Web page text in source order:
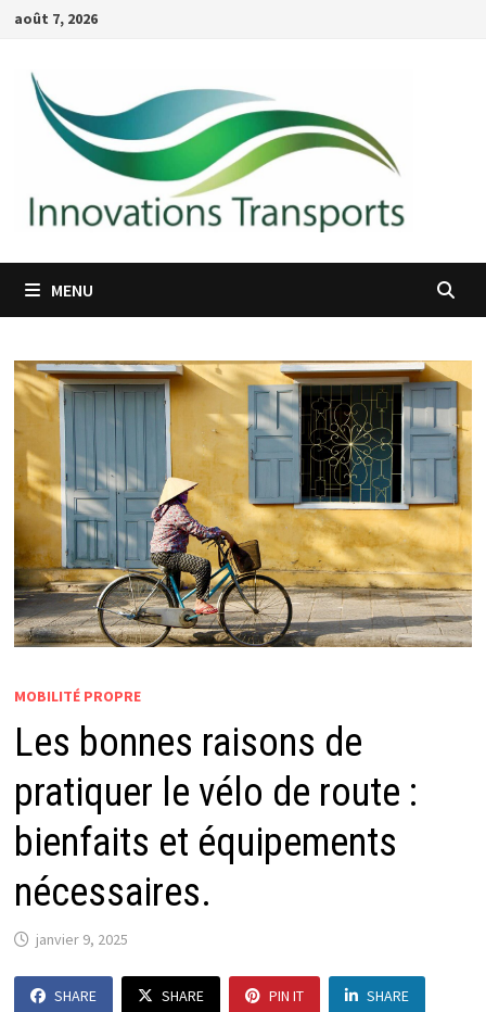
Passer
contenu
août 7, 2026
MENU
MOBILITÉ PROPRE
Les bonnes raisons de
pratiquer le vélo de route :
bienfaits et équipements
nécessaires.
janvier 9, 2025
SHARE SHARE PIN IT SHARE